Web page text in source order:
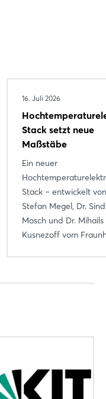
16. Juli 2026
Stack setzt neue
Maßstäbe
Ein neuer
Stack – entwickelt
Stefan Megel, Dr.
Mosch und Dr. Mihails
Kusnezoff vom